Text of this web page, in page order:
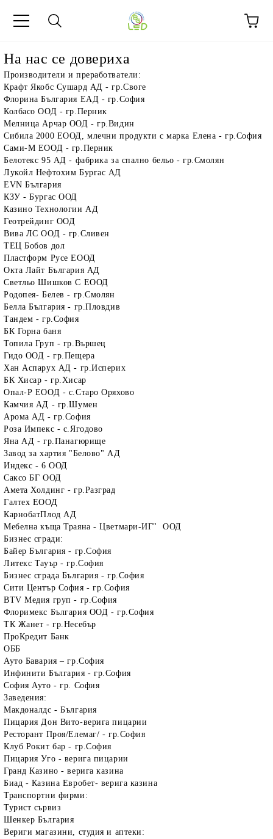
На нас се довериха
Производители и преработватели:
Крафт Якобс Сушард АД - гр.Своге
Флорина България ЕАД - гр.София
Колбасо ООД - гр.Перник
Мелница Арчар ООД - гр.Видин
Сибила 2000 ЕООД, млечни продукти с марка Елена - гр.София
Сами-М ЕООД - гр.Перник
Белотекс 95 АД - фабрика за спално бельо - гр.Смолян
Лукойл Нефтохим Бургас АД
EVN България
КЗУ - Бургас ООД
Казино Технологии АД
Геотрейдинг ООД
Вива ЛС ООД - гр.Сливен
ТЕЦ Бобов дол
Пластформ Русе ЕООД
Окта Лайт България АД
Светльо Шишков С ЕООД
Родопея- Белев - гр.Смолян
Белла България - гр.Пловдив
Тандем - гр.София
БК Горна баня
Топила Груп - гр.Вършец
Гидо ООД - гр.Пещера
Хан Аспарух АД - гр.Исперих
БК Хисар - гр.Хисар
Опал-Р ЕООД - с.Старо Оряхово
Камчия АД - гр.Шумен
Арома АД - гр.София
Роза Импекс - с.Ягодово
Яна АД - гр.Панагюрище
Завод за хартия "Белово" АД
Индекс - 6 ООД
Саксо БГ ООД
Амета Холдинг - гр.Разград
Галтех ЕООД
КарнобатПлод АД
Мебелна къща Траяна - Цветмари-ИГ" ООД
Бизнес сгради:
Байер България - гр.София
Литекс Тауър - гр.София
Бизнес сграда България - гр.София
Сити Център София - гр.София
BTV Медия груп - гр.София
Флоримекс България ООД - гр.София
ТК Жанет - гр.Несебър
ПроКредит Банк
ОББ
Ауто Бавария – гр.София
Инфинити България - гр.София
София Ауто - гр. София
Заведения:
Макдоналдс - България
Пицария Дон Вито-верига пицарии
Ресторант Проя/Елемаг/ - гр.София
Клуб Рокит бар - гр.София
Пицария Уго - верига пицарии
Гранд Казино - верига казина
Биад - Казина Евробет- верига казина
Транспортни фирми:
Турист сървиз
Шенкер България
Вериги магазини, студия и аптеки: